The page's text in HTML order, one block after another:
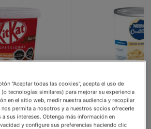
Untable de
6x1.01 kg
Leche
"Aceptar todas las cookies", acepta el uso de
tecnologías similares) para mejorar su experiencia
en el sitio web, medir nuestra audiencia y recopilar
permita a nosotros y a nuestros socios ofrecerle
sus intereses. Obtenga más información en
y configure sus preferencias haciendo clic